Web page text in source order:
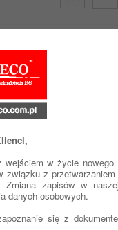
w życie nowego
związku z
Zmiana zapisów w
danych osobowych.
się z